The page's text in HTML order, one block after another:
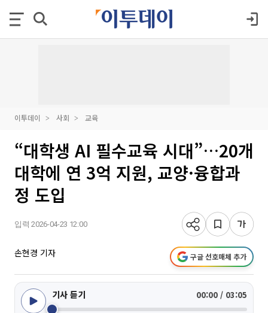
이투데이 사회 교육
“대학생 AI 필수교육 시대”…20개
대학에 연 3억 지원, 교양·융합과
정 도입
입력 2026-04-23 12:00
손현경 기자 구글 선호매체 추가
기사 듣기 00:00 / 03:05